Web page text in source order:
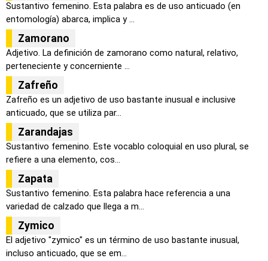
Sustantivo femenino. Esta palabra es de uso anticuado (en
entomología) abarca, implica y ...
Zamorano
Adjetivo. La definición de zamorano como natural, relativo,
perteneciente y concerniente ...
Zafreño
Zafreño es un adjetivo de uso bastante inusual e inclusive
anticuado, que se utiliza par...
Zarandajas
Sustantivo femenino. Este vocablo coloquial en uso plural, se
refiere a una elemento, cos...
Zapata
Sustantivo femenino. Esta palabra hace referencia a una
variedad de calzado que llega a m...
Zymico
El adjetivo "zymico" es un término de uso bastante inusual,
incluso anticuado, que se em...